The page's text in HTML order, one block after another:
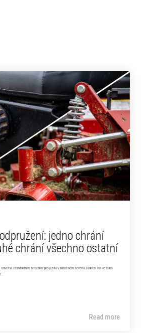
jedno chrání
chrání všechno ostatní
standardním řešením pro jízdu v náročném terénu. Nabízí ho většina
Read more